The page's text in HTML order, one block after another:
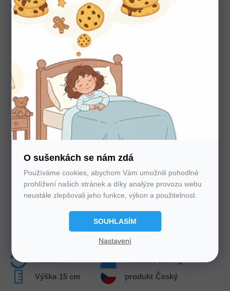
O sušenkách se nám zdá
Používáme cookies, abychom Vám umožnili pohodlné
prohlížení našich stránek a díky analýze provozu webu
neustále zlepšovali jeho funkce, výkon a použitelnost.
SOUHLASÍM
Nastavení
má ve svém středu desku z RE pěny.
15 cm
Výška Český
produkt